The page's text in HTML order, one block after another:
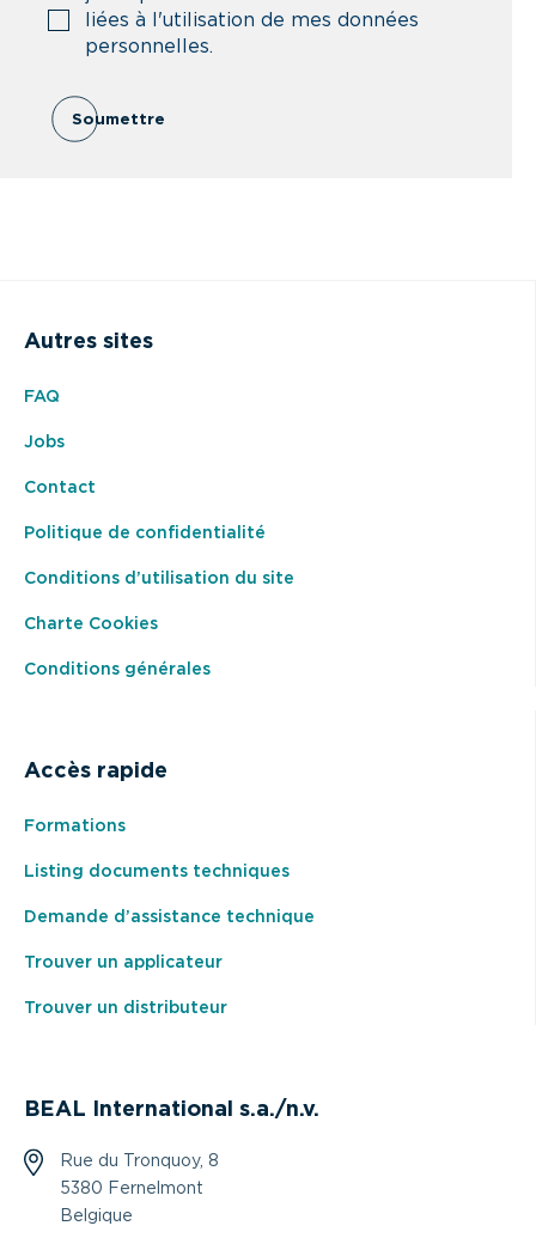
liées à l'utilisation de mes données
personnelles.
Soumettre
Autres sites
FAQ
Jobs
Contact
Politique de confidentialité
Conditions d’utilisation du site
Charte Cookies
Conditions générales
Accès rapide
Formations
Listing documents techniques
Demande d’assistance technique
Trouver un applicateur
Trouver un distributeur
BEAL International s.a./n.v.
Rue du Tronquoy, 8
5380 Fernelmont
Belgique